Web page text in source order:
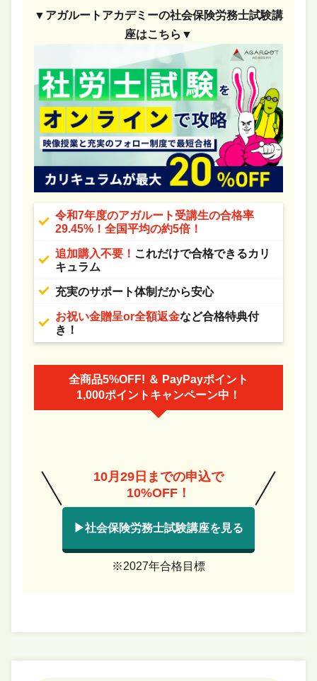
▼アガルートアカデミーの社会保険労務士試験講
座はこちら▼
令和7年度のアガルート受講生の合格率
29.45%！全国平均の約5倍！
追加購入不要！ これだけで合格できるカリ
キュラム
充実のサポート体制だから安心
お祝い金贈呈or全額返金など合格特典付
き！
全商品5%OFF! ＆ PayPayポイント
1,000ポイントキャンペーン中！
10月29日までの申込で
10%OFF！
▶社会保険労務士試験講座を見る
※2027年合格目標